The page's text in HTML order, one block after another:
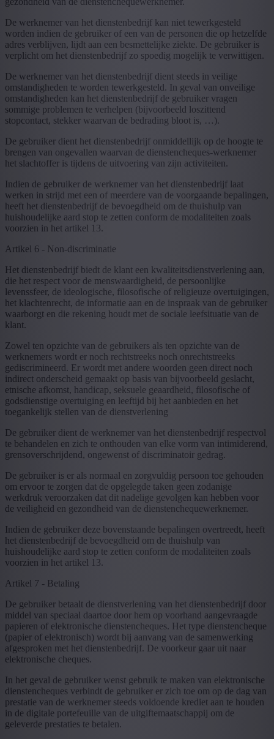
De werknemer van het dienstenbedrijf kan niet tewerkgesteld
worden indien de gebruiker of een van de personen die op hetzelfde
adres verblijven, lijdt aan een besmettelijke ziekte. De gebruiker is
verplicht om het dienstenbedrijf zo spoedig mogelijk te verwittigen.
De werknemer van het dienstenbedrijf dient steeds in veilige
omstandigheden te worden tewerkgesteld. In geval van onveilige
omstandigheden kan het dienstenbedrijf de gebruiker vragen
sommige problemen te verhelpen (bijvoorbeeld loszittend
stopcontact, stekker waarvan de bedrading bloot is, …).
De gebruiker dient het dienstenbedrijf onmiddellijk op de hoogte te
brengen van ongevallen waarvan de dienstencheques-werknemer
het slachtoffer is tijdens de uitvoering van zijn activiteiten.
Indien de gebruiker de werknemer van het dienstenbedrijf laat
werken in strijd met een of meerdere van de voorgaande bepalingen,
heeft het dienstenbedrijf de bevoegdheid om de thuishulp van
huishoudelijke aard stop te zetten conform de modaliteiten zoals
voorzien in het artikel 13.
Artikel 6 - Non-discriminatie
Het dienstenbedrijf biedt de klant een kwaliteitsdienstverlening aan,
die het respect voor de menswaardigheid, de persoonlijke
levenssfeer, de ideologische, filosofische of religieuze overtuigingen,
het klachtenrecht, de informatie aan en de inspraak van de gebruiker
waarborgt en die rekening houdt met de sociale leefsituatie van de
klant.
Zowel ten opzichte van de gebruikers als ten opzichte van de
werknemers wordt er noch rechtstreeks noch onrechtstreeks
gediscrimineerd. Er wordt met andere woorden geen direct noch
indirect onderscheid gemaakt op basis van bijvoorbeeld geslacht,
etnische afkomst, handicap, seksuele geaardheid, filosofische of
godsdienstige overtuiging en leeftijd bij het aanbieden en het
toegankelijk stellen van de dienstverlening
De gebruiker dient de werknemer van het dienstenbedrijf respectvol
te behandelen en zich te onthouden van elke vorm van intimiderend,
grensoverschrijdend, ongewenst of discriminatoir gedrag.
De gebruiker is er als normaal en zorgvuldig persoon toe gehouden
om ervoor te zorgen dat de opgelegde taken geen zodanige
werkdruk veroorzaken dat dit nadelige gevolgen kan hebben voor
de veiligheid en gezondheid van de dienstenchequewerknemer.
Indien de gebruiker deze bovenstaande bepalingen overtreedt, heeft
het dienstenbedrijf de bevoegdheid om de thuishulp van
huishoudelijke aard stop te zetten conform de modaliteiten zoals
voorzien in het artikel 13.
Artikel 7 - Betaling
De gebruiker betaalt de dienstverlening van het dienstenbedrijf door
middel van speciaal daartoe door hem op voorhand aangevraagde
papieren of elektronische dienstencheques. Het type dienstencheque
(papier of elektronisch) wordt bij aanvang van de samenwerking
afgesproken met het dienstenbedrijf. De voorkeur gaar uit naar
elektronische cheques.
In het geval de gebruiker wenst gebruik te maken van elektronische
dienstencheques verbindt de gebruiker er zich toe om op de dag van
prestatie van de werknemer steeds voldoende krediet aan te houden
in de digitale portefeuille van de uitgiftemaatschappij om de
geleverde prestaties te betalen.